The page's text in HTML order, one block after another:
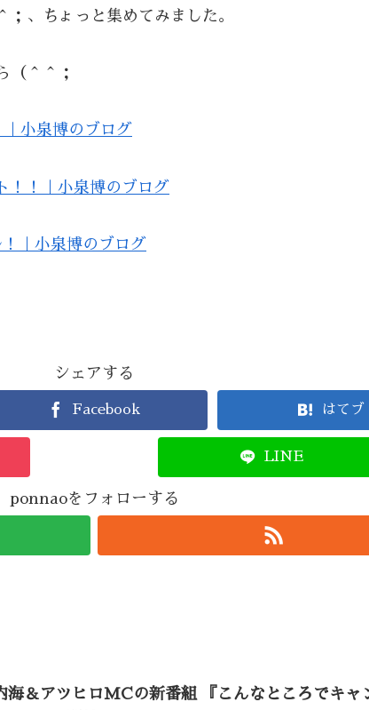
、ちょっと集めてみました。
（＾＾；
小泉博のブログ
！！｜小泉博のブログ
｜小泉博のブログ
シェアする
Facebook はてブ
LINE
ponnaoをフォローする
海＆アツヒロMCの新番組 『こんなところでキャ